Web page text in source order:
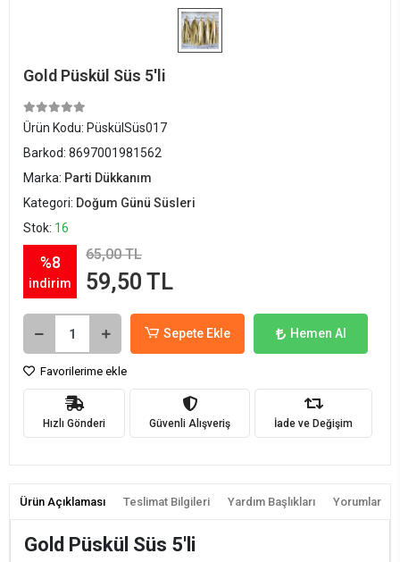
Gold Püskül Süs 5'li
Ürün Kodu: PüskülSüs017
Barkod: 8697001981562
Marka: Parti Dükkanım
Kategori: Doğum Günü Süsleri
Stok: 16
%8
indirim
65,00 TL
59,50 TL
Sepete Ekle Hemen Al
Favorilerime ekle
Hızlı Gönderi Güvenli Alışveriş İade ve Değişim
Ürün Açıklaması Teslimat Bilgileri Yardım Başlıkları Yorumlar
Gold Püskül Süs 5'li